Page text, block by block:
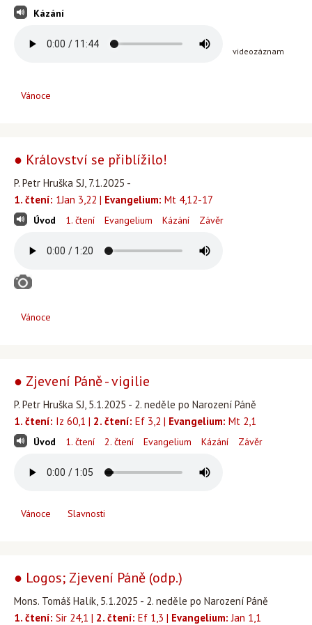
Kázání
videozáznam
Vánoce
● Království se přiblížilo!
P. Petr Hruška SJ, 7.1.2025 -
1. čtení: 1Jan 3,22 | Evangelium: Mt 4,12-17
Úvod 1. čtení Evangelium Kázání Závěr
Vánoce
● Zjevení Páně - vigilie
P. Petr Hruška SJ, 5.1.2025 - 2. neděle po Narození Páně
1. čtení: Iz 60,1 | 2. čtení: Ef 3,2 | Evangelium: Mt 2,1
Úvod 1. čtení 2. čtení Evangelium Kázání Závěr
Vánoce Slavnosti
● Logos; Zjevení Páně (odp.)
Mons. Tomáš Halík, 5.1.2025 - 2. neděle po Narození Páně
1. čtení: Sir 24,1 | 2. čtení: Ef 1,3 | Evangelium: Jan 1,1